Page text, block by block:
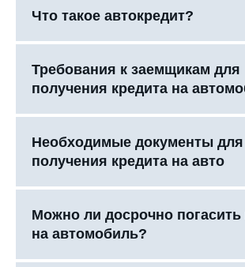
Что такое автокредит?
Требования к заемщикам для
получения кредита на
Необходимые документы для
получения кредита на авто
Можно ли досрочно погасить
на автомобиль?